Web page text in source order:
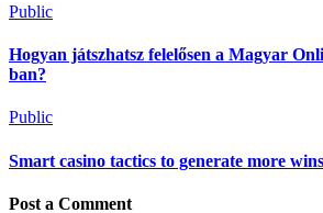
Public
Hogyan játszhatsz felelősen a Magyar
ban?
Public
Smart casino tactics to generate more wins
Post a Comment